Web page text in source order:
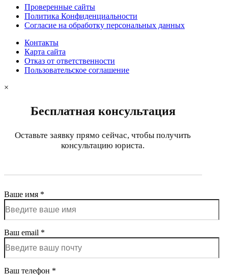
Проверенные сайты
Политика Конфиденциальности
Согласие на обработку персональных данных
Контакты
Карта сайта
Отказ от ответственности
Пользовательское соглашение
×
Бесплатная консультация
Оставьте заявку прямо сейчас, чтобы получить
консультацию юриста.
Ваше имя *
Ваш email *
Ваш телефон *